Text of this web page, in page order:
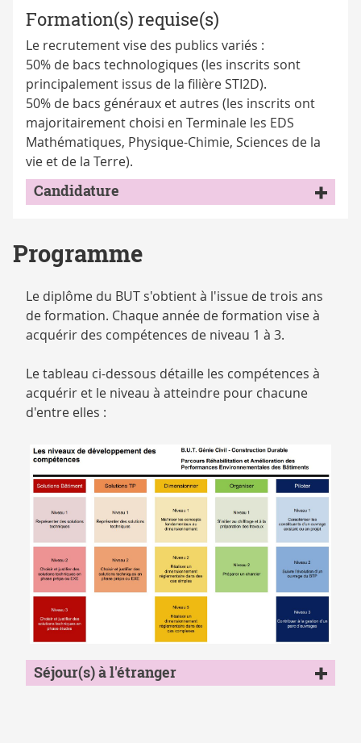
Formation(s) requise(s)
Le recrutement vise des publics variés :
50% de bacs technologiques (les inscrits sont
principalement issus de la filière STI2D).
50% de bacs généraux et autres (les inscrits ont
majoritairement choisi en Terminale les EDS
Mathématiques, Physique-Chimie, Sciences de la
vie et de la Terre).
Candidature
Programme
Le diplôme du BUT s'obtient à l'issue de trois ans
de formation. Chaque année de formation vise à
acquérir des compétences de niveau 1 à 3.
Le tableau ci-dessous détaille les compétences à
acquérir et le niveau à atteindre pour chacune
d'entre elles :
competences_GCCD_parcoursREH
Séjour(s) à l'étranger